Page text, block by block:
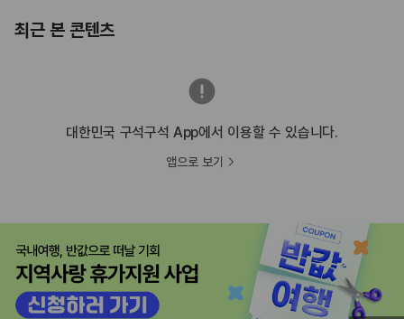
최근 본 콘텐츠
대한민국 구석구석 App에서 이용할 수 있습니다.
앱으로 보기